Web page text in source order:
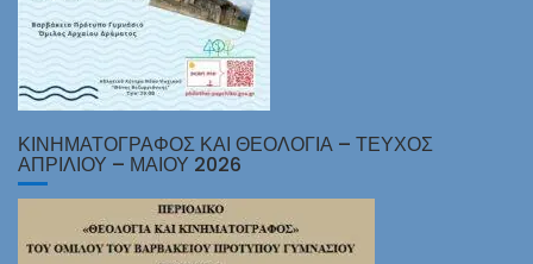
ΚΙΝΗΜΑΤΟΓΡΑΦΟΣ ΚΑΙ ΘΕΟΛΟΓΙΑ – ΤΕΥΧΟΣ
ΑΠΡΙΛΙΟΥ – ΜΑΙΟΥ 2026